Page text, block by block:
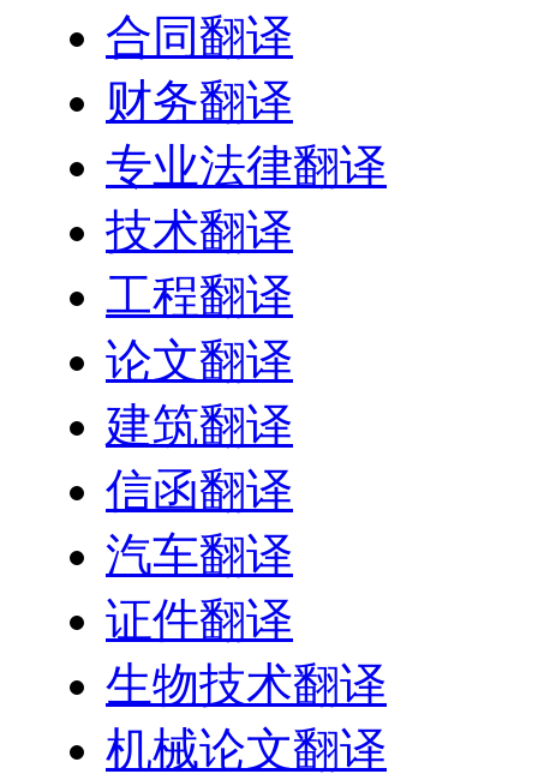
合同翻译
财务翻译
专业法律翻译
技术翻译
工程翻译
论文翻译
建筑翻译
信函翻译
汽车翻译
证件翻译
生物技术翻译
机械论文翻译